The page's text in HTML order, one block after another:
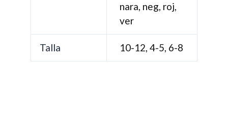
nara, neg, roj,
ver
Talla 10-12, 4-5, 6-8